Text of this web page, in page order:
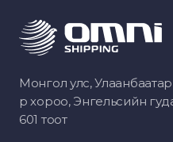
Монгол улс, Улаанбаатар
р хороо, Энгельсийн
601 тоот